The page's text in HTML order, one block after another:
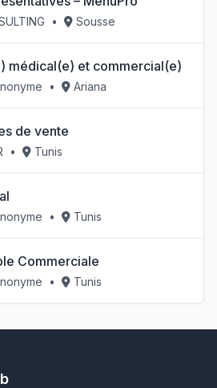
• Sousse
médical(e) et commercial(e)
• Ariana
de vente
• Tunis
• Tunis
Commerciale
• Tunis